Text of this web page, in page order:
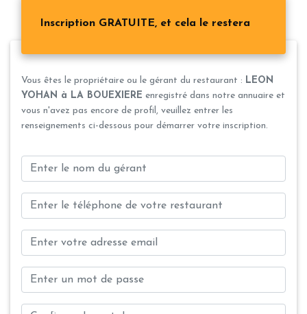
Inscription GRATUITE, et cela le restera
Vous êtes le propriétaire ou le gérant du restaurant : LEON
YOHAN à LA BOUEXIERE enregistré dans notre annuaire et
vous n'avez pas encore de profil, veuillez entrer les
renseignements ci-dessous pour démarrer votre inscription.